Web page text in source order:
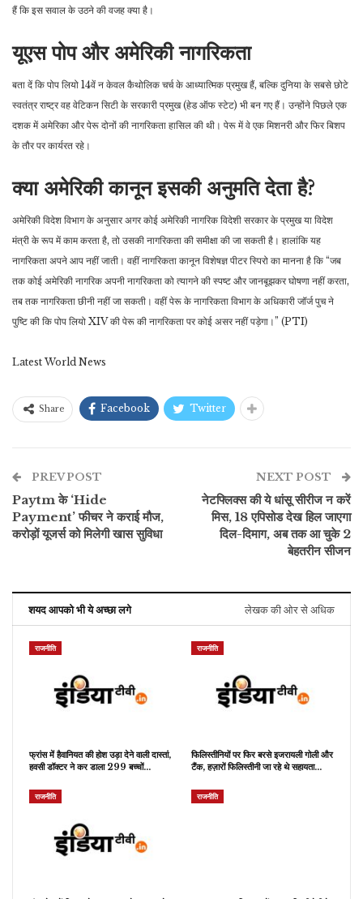
हैं कि इस सवाल के उठने की वजह क्या है।
यूएस पोप और अमेरिकी नागरिकता
बता दें कि पोप लियो 14वें न केवल कैथोलिक चर्च के आध्यात्मिक प्रमुख हैं, बल्कि दुनिया के सबसे छोटे
स्वतंत्र राष्ट्र वह वेटिकन सिटी के सरकारी प्रमुख (हेड ऑफ स्टेट) भी बन गए हैं। उन्होंने पिछले एक
दशक में अमेरिका और पेरू दोनों की नागरिकता हासिल की थी। पेरू में वे एक मिशनरी और फिर बिशप
के तौर पर कार्यरत रहे।
क्या अमेरिकी कानून इसकी अनुमति देता है?
अमेरिकी विदेश विभाग के अनुसार अगर कोई अमेरिकी नागरिक विदेशी सरकार के प्रमुख या विदेश
मंत्री के रूप में काम करता है, तो उसकी नागरिकता की समीक्षा की जा सकती है। हालांकि यह
नागरिकता अपने आप नहीं जाती। वहीं नागरिकता कानून विशेषज्ञ पीटर स्पिरो का मानना है कि “जब
तक कोई अमेरिकी नागरिक अपनी नागरिकता को त्यागने की स्पष्ट और जानबूझकर घोषणा नहीं करता,
तब तक नागरिकता छीनी नहीं जा सकती। वहीं पेरू के नागरिकता विभाग के अधिकारी जॉर्ज पुच ने
पुष्टि की कि पोप लियो XIV की पेरू की नागरिकता पर कोई असर नहीं पड़ेगा।” (PTI)
Latest World News
Share Facebook Twitter
PREV POST
Paytm के ‘Hide
Payment’ फीचर ने कराई मौज,
करोड़ों यूजर्स को मिलेगी खास सुविधा
NEXT POST
नेटफ्लिक्स की ये धांसू सीरीज न करें
मिस, 18 एपिसोड देख हिल जाएगा
दिल-दिमाग, अब तक आ चुके 2
बेहतरीन सीजन
शयद आपको भी ये अच्छा लगे लेखक की ओर से अधिक
राजनीति
फ्रांस में हैवानियत की होश उड़ा देने वाली दास्तां,
हवसी डॉक्टर ने कर डाला 299 बच्चों…
राजनीति
फिलिस्तीनियों पर फिर बरसे इजरायली गोली और
टैंक, हज़ारों फिलिस्तीनी जा रहे थे सहायता…
राजनीति राजनीति